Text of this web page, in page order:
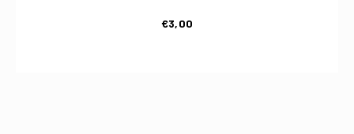
€3,00